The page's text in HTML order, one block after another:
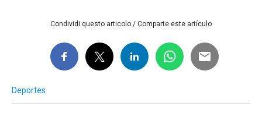
Condividi questo articolo / Comparte este artículo
Deportes